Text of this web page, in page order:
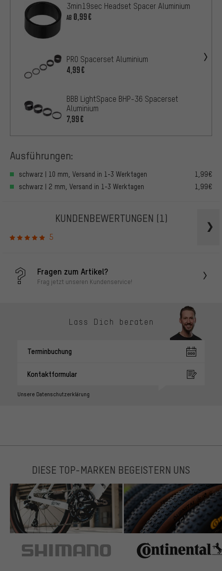
3min19sec Headset Spacer Aluminium
AB 0,99€
PRO Spacerset Aluminium
4,99€
BBB LightSpace BHP-36 Spacerset
Aluminium
7,99€
Ausführungen:
schwarz | 10 mm, Versand in 1-3 Werktagen
1,99€
schwarz | 2 mm, Versand in 1-3 Werktagen
1,99€
KUNDENBEWERTUNGEN (1)
5
Fragen zum Artikel?
Frag jetzt unseren Kundenservice!
Lass Dich beraten
Terminbuchung
Kontaktformular
Unsere Datenschutzerklärung
DIESE TOP-MARKEN BEGEISTERN UNS